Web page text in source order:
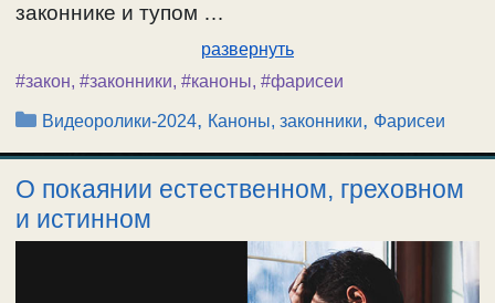
законнике и тупом …
развернуть
#закон, #законники, #каноны, #фарисеи
Рубрики
Видеоролики-2024, Каноны, законники, Фарисеи
О покаянии естественном, греховном
и истинном